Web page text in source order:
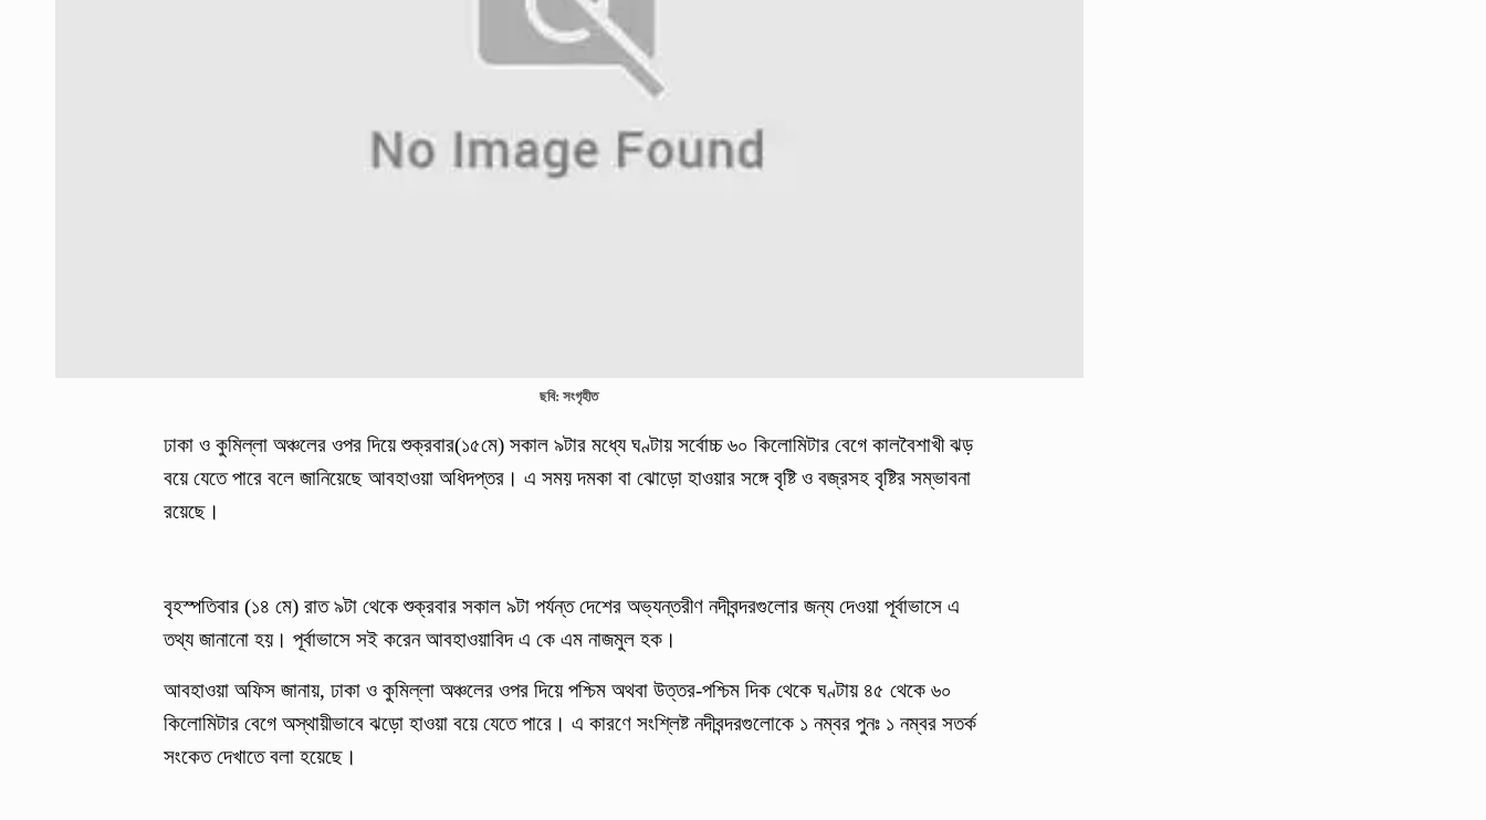
ছবি: সংগৃহীত
ঢাকা ও কুমিল্লা অঞ্চলের ওপর দিয়ে শুক্রবার(১৫মে) সকাল ৯টার মধ্যে ঘণ্টায় সর্বোচ্চ ৬০ কিলোমিটার বেগে কালবৈশাখী ঝড়
বয়ে যেতে পারে বলে জানিয়েছে আবহাওয়া অধিদপ্তর। এ সময় দমকা বা ঝোড়ো হাওয়ার সঙ্গে বৃষ্টি ও বজ্রসহ বৃষ্টির সম্ভাবনা
রয়েছে।
বৃহস্পতিবার (১৪ মে) রাত ৯টা থেকে শুক্রবার সকাল ৯টা পর্যন্ত দেশের অভ্যন্তরীণ নদীবন্দরগুলোর জন্য দেওয়া পূর্বাভাসে এ
তথ্য জানানো হয়। পূর্বাভাসে সই করেন আবহাওয়াবিদ এ কে এম নাজমুল হক।
আবহাওয়া অফিস জানায়, ঢাকা ও কুমিল্লা অঞ্চলের ওপর দিয়ে পশ্চিম অথবা উত্তর-পশ্চিম দিক থেকে ঘণ্টায় ৪৫ থেকে ৬০
কিলোমিটার বেগে অস্থায়ীভাবে ঝড়ো হাওয়া বয়ে যেতে পারে। এ কারণে সংশ্লিষ্ট নদীবন্দরগুলোকে ১ নম্বর পুনঃ ১ নম্বর সতর্ক
সংকেত দেখাতে বলা হয়েছে।